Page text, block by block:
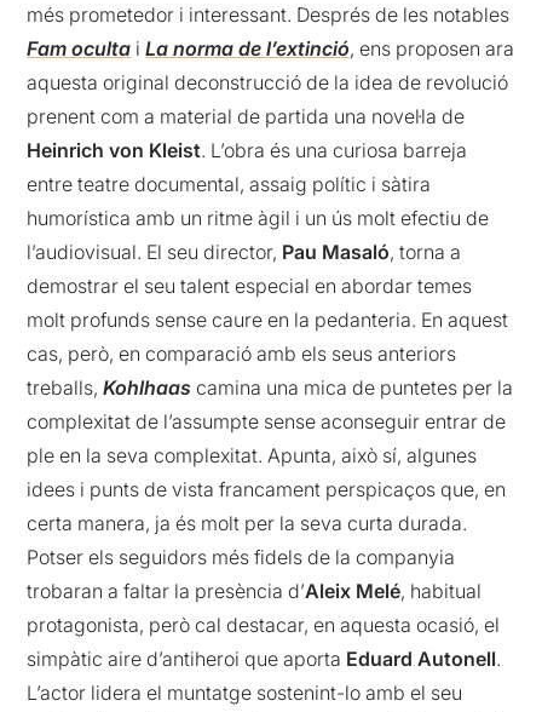
més prometedor i interessant. Després de les notables
Fam oculta iLa norma de l’extinció, ens proposen ara
aquesta original deconstrucció de la idea de revolució
prenent com a material de partida una novel·la de
Heinrich von Kleist. L’obra és una curiosa barreja
entre teatre documental, assaig polític i sàtira
humorística amb un ritme àgil i un ús molt efectiu de
l’audiovisual. El seu director, Pau Masaló, torna a
demostrar el seu talent especial en abordar temes
molt profunds sense caure en la pedanteria. En aquest
cas, però, en comparació amb els seus anteriors
treballs,Kohlhaas camina una mica de puntetes per la
complexitat de l’assumpte sense aconseguir entrar de
ple en la seva complexitat. Apunta, això sí, algunes
idees i punts de vista francament perspicaços que, en
certa manera, ja és molt per la seva curta durada.
Potser els seguidors més fidels de la companyia
trobaran a faltar la presència d’Aleix Melé, habitual
protagonista, però cal destacar, en aquesta ocasió, el
simpàtic aire d’antiheroi que aporta Eduard Autonell.
L’actor lidera el muntatge sostenint-lo amb el seu